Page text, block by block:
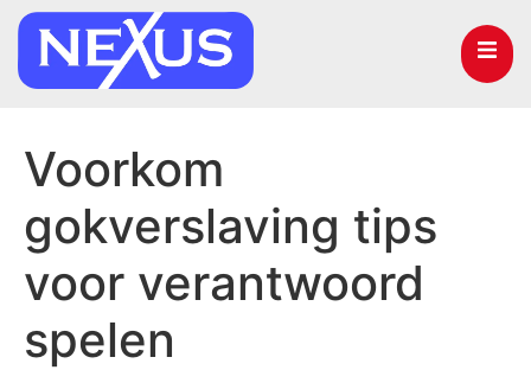
Voorkom
gokverslaving tips
voor verantwoord
spelen